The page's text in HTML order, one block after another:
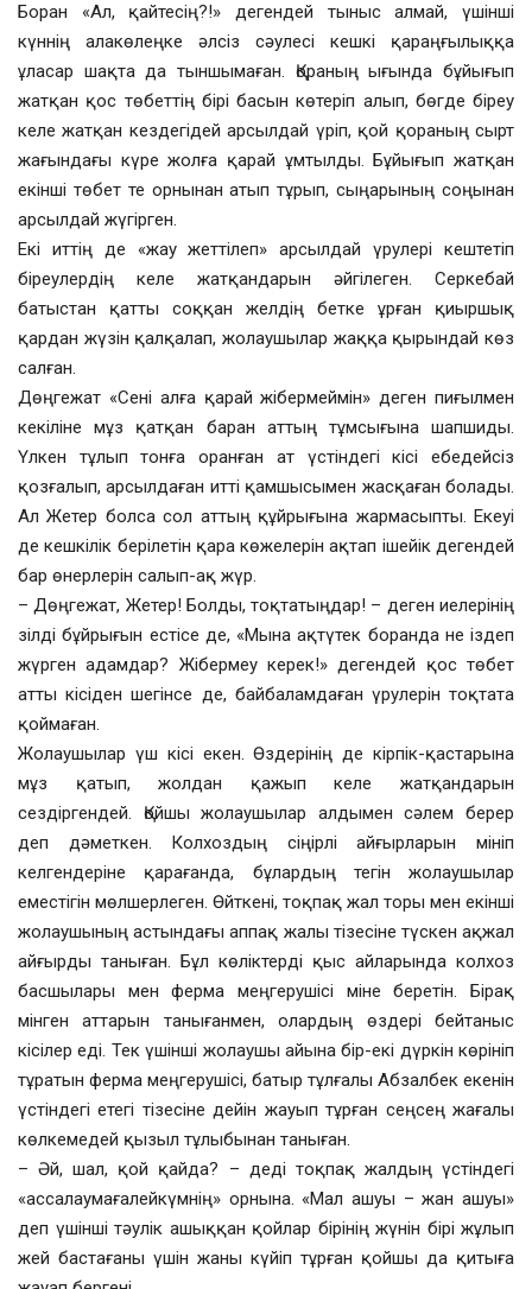
Боран «Ал, қайтесің?!» дегендей тыныс алмай, үшінші
күннің алакөлеңке әлсіз сәулесі кешкі қараңғылыққа
ұласар шақта да тыншымаған. Қораның ығында бұйығып
жатқан қос төбеттің бірі басын көтеріп алып, бөгде біреу
келе жатқан кездегідей арсылдай үріп, қой қораның сырт
жағындағы күре жолға қарай ұмтылды. Бұйығып жатқан
екінші төбет те орнынан атып тұрып, сыңарының соңынан
арсылдай жүгірген.
Екі иттің де «жау жеттілеп» арсылдай үрулері кештетіп
біреулердің келе жатқандарын әйгілеген. Серкебай
батыстан қатты соққан желдің бетке ұрған қиыршық
қардан жүзін қалқалап, жолаушылар жаққа қырындай көз
салған.
Дөңгежат «Сені алға қарай жібермеймін» деген пиғылмен
кекіліне мұз қатқан баран аттың тұмсығына шапшиды.
Үлкен тұлып тонға оранған ат үстіндегі кісі ебедейсіз
қозғалып, арсылдаған итті қамшысымен жасқаған болады.
Ал Жетер болса сол аттың құйрығына жармасыпты. Екеуі
де кешкілік берілетін қара көжелерін ақтап ішейік дегендей
бар өнерлерін салып-ақ жүр.
– Дөңгежат, Жетер! Болды, тоқтатыңдар! – деген иелерінің
зілді бұйрығын естісе де, «Мына ақтүтек боранда не іздеп
жүрген адамдар? Жібермеу керек!» дегендей қос төбет
атты кісіден шегінсе де, байбаламдаған үрулерін тоқтата
қоймаған.
Жолаушылар үш кісі екен. Өздерінің де кірпік-қастарына
мұз қатып, жолдан қажып келе жатқандарын
сездіргендей. Қойшы жолаушылар алдымен сәлем берер
деп дәметкен. Колхоздың сіңірлі айғырларын мініп
келгендеріне қарағанда, бұлардың тегін жолаушылар
еместігін мөлшерлеген. Өйткені, тоқпақ жал торы мен екінші
жолаушының астындағы аппақ жалы тізесіне түскен ақжал
айғырды таныған. Бұл көліктерді қыс айларында колхоз
басшылары мен ферма меңгерушісі міне беретін. Бірақ
мінген аттарын танығанмен, олардың өздері бейтаныс
кісілер еді. Тек үшінші жолаушы айына бір-екі дүркін көрініп
тұратын ферма меңгерушісі, батыр тұлғалы Абзалбек екенін
үстіндегі етегі тізесіне дейін жауып тұрған сеңсең жағалы
көлкемедей қызыл тұлыбынан таныған.
– Әй, шал, қой қайда? – деді тоқпақ жалдың үстіндегі
«ассалаумағалейкүмнің» орнына. «Мал ашуы – жан ашуы»
деп үшінші тәулік ашыққан қойлар бірінің жүнін бірі жұлып
жей бастағаны үшін жаны күйіп тұрған қойшы да қитыға